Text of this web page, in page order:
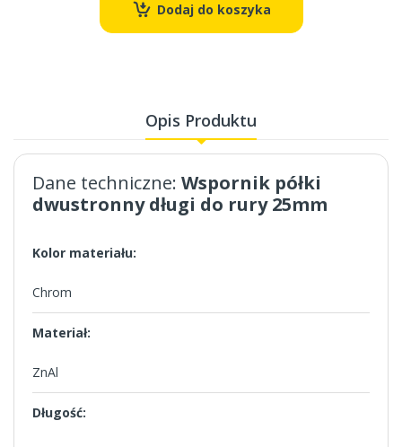
Dodaj do koszyka
Opis Produktu
Dane techniczne: Wspornik półki
dwustronny długi do rury 25mm
Kolor materiału:
Chrom
Materiał:
ZnAl
Długość: